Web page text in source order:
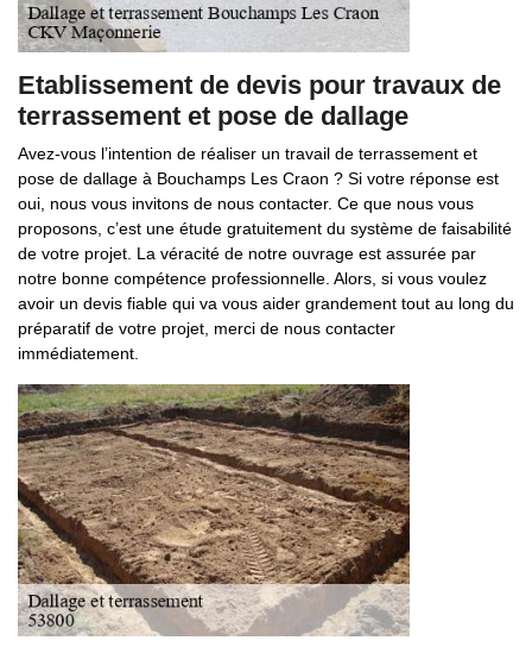
Etablissement de devis pour travaux de
terrassement et pose de dallage
Avez-vous l’intention de réaliser un travail de terrassement et
pose de dallage à Bouchamps Les Craon ? Si votre réponse est
oui, nous vous invitons de nous contacter. Ce que nous vous
proposons, c’est une étude gratuitement du système de faisabilité
de votre projet. La véracité de notre ouvrage est assurée par
notre bonne compétence professionnelle. Alors, si vous voulez
avoir un devis fiable qui va vous aider grandement tout au long du
préparatif de votre projet, merci de nous contacter
immédiatement.